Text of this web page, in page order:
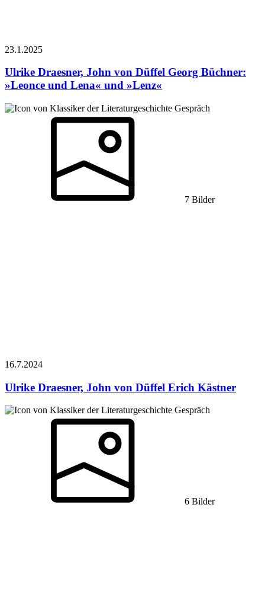
23.1.2025
Ulrike Draesner, John von Düffel Georg Büchner:
»Leonce und Lena« und »Lenz«
Gespräch
7 Bilder
16.7.2024
Ulrike Draesner, John von Düffel Erich Kästner
Gespräch
6 Bilder